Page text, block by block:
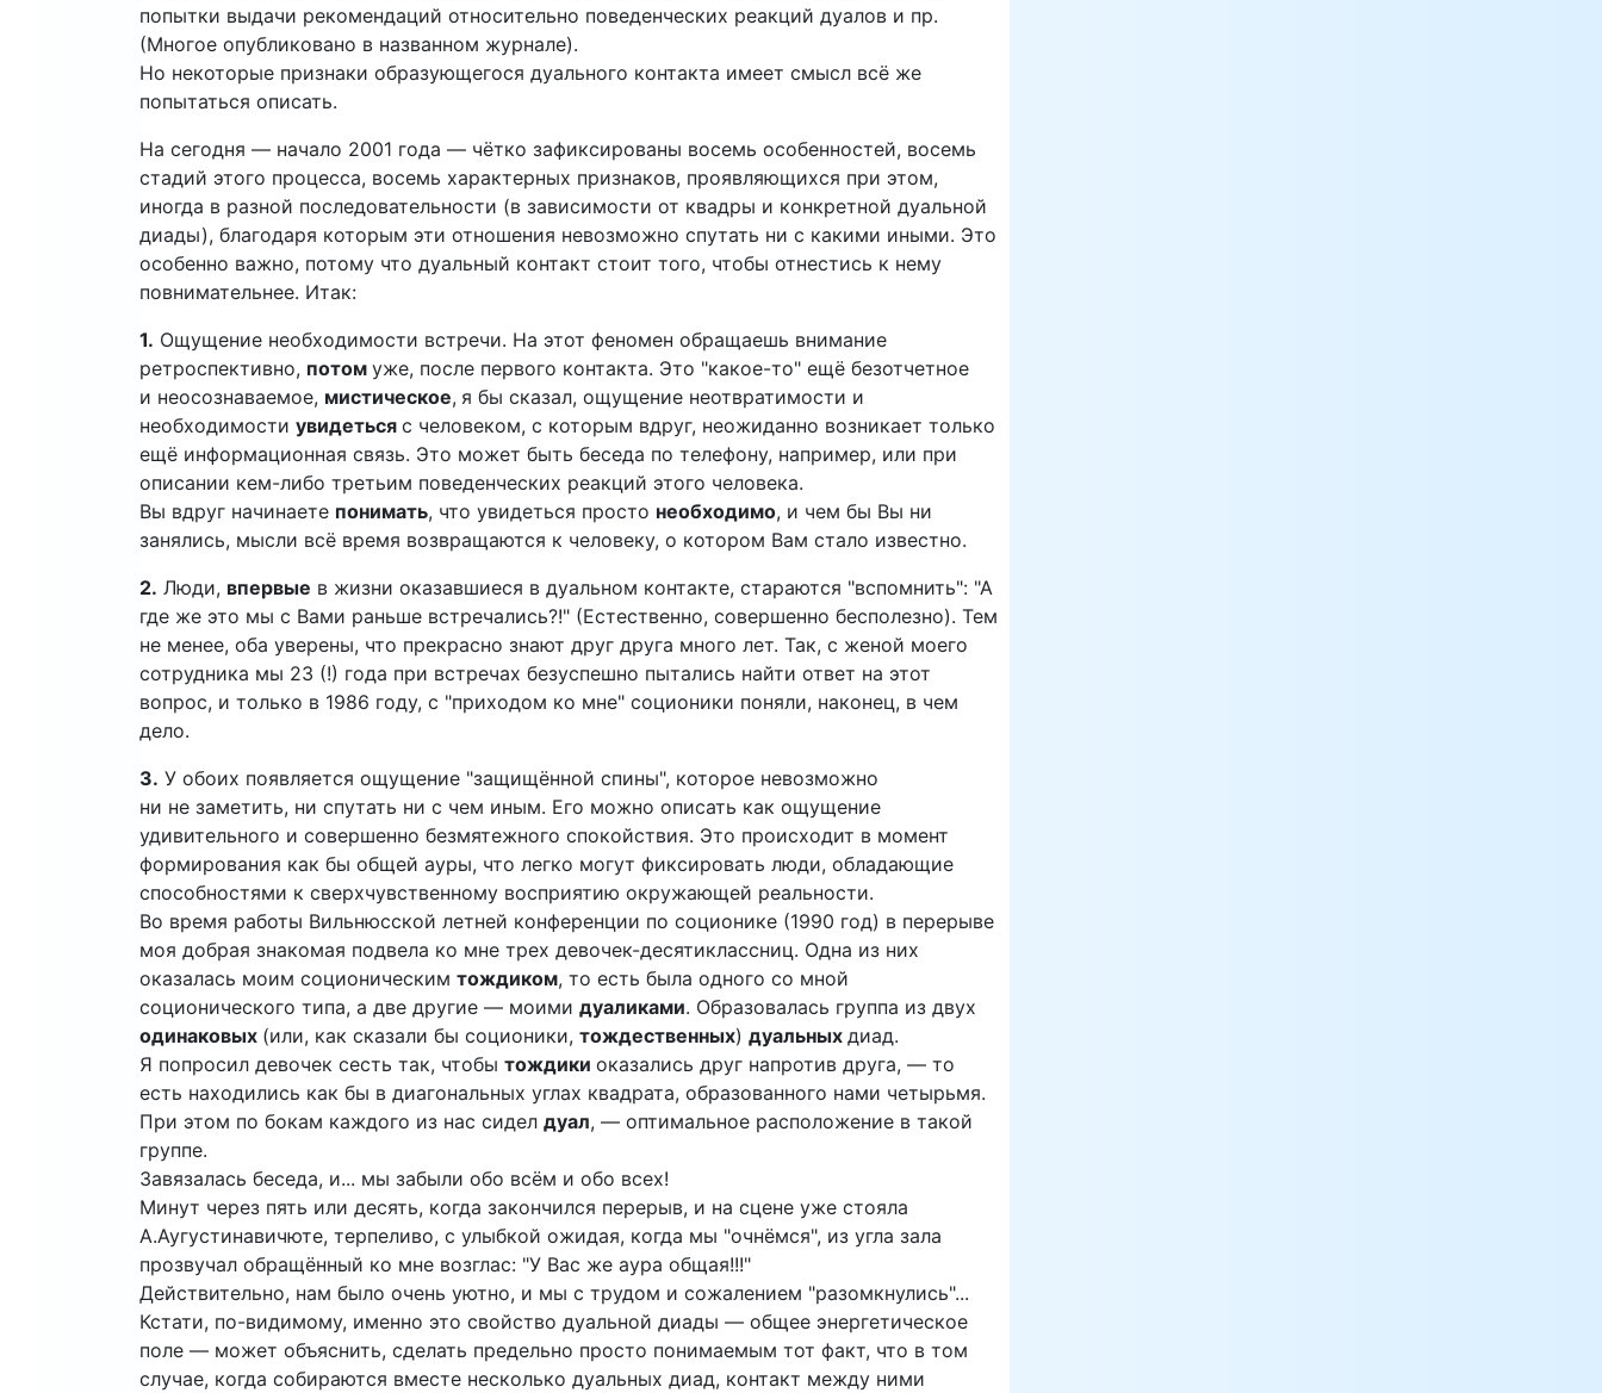
попытки выдачи рекомендаций относительно поведенческих реакций дуалов и пр.
(Многое опубликовано в названном журнале).
Но некоторые признаки образующегося дуального контакта имеет смысл всё же
попытаться описать.
На сегодня — начало 2001 года — чётко зафиксированы восемь особенностей, восемь
стадий этого процесса, восемь характерных признаков, проявляющихся при этом,
иногда в разной последовательности (в зависимости от квадры и конкретной дуальной
диады), благодаря которым эти отношения невозможно спутать ни с какими иными. Это
особенно важно, потому что дуальный контакт стoит того, чтобы отнестись к нему
повнимательнее. Итак:
1. Ощущение необходимости встречи. На этот феномен обращаешь внимание
ретроспективно, потом уже, после первого контакта. Это "какое-то" ещё безотчетное
и неосознаваемое, мистическое, я бы сказал, ощущение неотвратимости и
необходимости увидеться с человеком, с которым вдруг, неожиданно возникает только
ещё информационная связь. Это может быть беседа по телефону, например, или при
описании кем-либо третьим поведенческих реакций этого человека.
Вы вдруг начинаете понимать, что увидеться просто необходимо, и чем бы Вы ни
занялись, мысли всё время возвращаются к человеку, о котором Вам стало известно.
2. Люди, впервые в жизни оказавшиеся в дуальном контакте, стараются "вспомнить": "А
где же это мы с Вами раньше встречались?!" (Естественно, совершенно бесполезно). Тем
не менее, оба уверены, что прекрасно знают друг друга много лет. Так, с женой моего
сотрудника мы 23 (!) года при встречах безуспешно пытались найти ответ на этот
вопрос, и только в 1986 году, с "приходом ко мне" соционики поняли, наконец, в чем
дело.
3. У обоих появляется ощущение "защищённой спины", которое невозможно
ни не заметить, ни спутать ни с чем иным. Его можно описать как ощущение
удивительного и совершенно безмятежного спокойствия. Это происходит в момент
формирования как бы общей ауры, что легко могут фиксировать люди, обладающие
способностями к сверхчувственному восприятию окружающей реальности.
Во время работы Вильнюсской летней конференции по соционике (1990 год) в перерыве
моя добрая знакомая подвела ко мне трех девочек-десятиклассниц. Одна из них
оказалась моим соционическим тождиком, то есть была одного со мной
соционического типа, а две другие — моими дуаликами. Образовалась группа из двух
одинаковых (или, как сказали бы соционики, тождественных) дуальных диад.
Я попросил девочек сесть так, чтобы тождики оказались друг напротив друга, — то
есть находились как бы в диагональных углах квадрата, образованного нами четырьмя.
При этом по бокам каждого из нас сидел дуал, — оптимальное расположение в такой
группе.
Завязалась беседа, и... мы забыли обо всём и обо всех!
Минут через пять или десять, когда закончился перерыв, и на сцене уже стояла
А.Аугустинавичюте, терпеливо, с улыбкой ожидая, когда мы "очнёмся", из угла зала
прозвучал обращённый ко мне возглас: "У Вас же аура общая!!!"
Действительно, нам было очень уютно, и мы с трудом и сожалением "разомкнулись"...
Кстати, по-видимому, именно это свойство дуальной диады — общее энергетическое
поле — может объяснить, сделать предельно просто понимаемым тот факт, что в том
случае, когда собираются вместе несколько дуальных диад, контакт между ними